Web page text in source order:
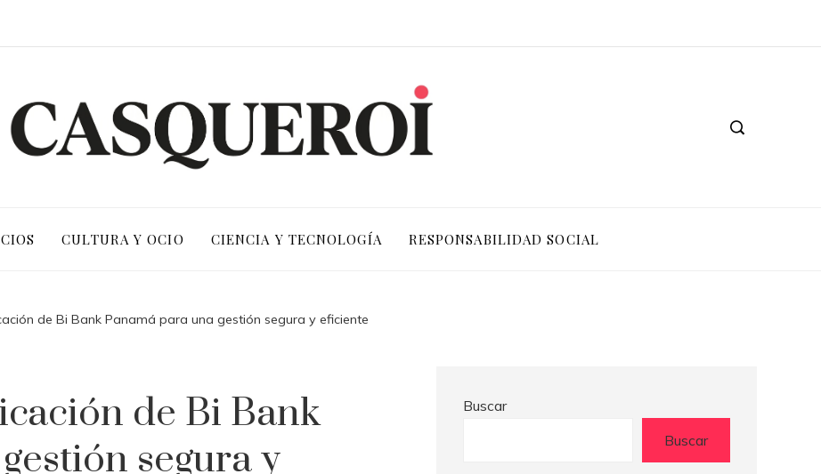
CULTURA Y OCIO CIENCIA Y TECNOLOGÍA RESPONSABILIDAD SOCIAL
de Bi Bank Panamá para una gestión segura y eficiente
de Bi Bank
segura y
Buscar
Buscar